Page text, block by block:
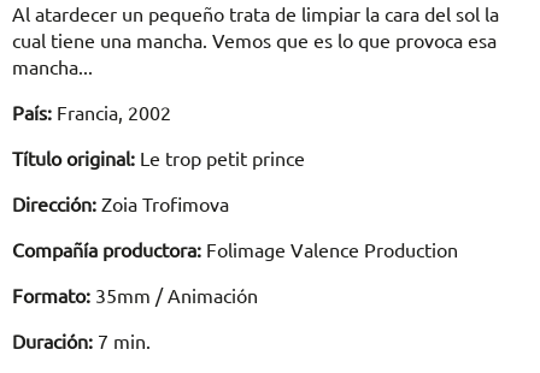
Al atardecer un pequeño trata de limpiar la cara del sol la
cual tiene una mancha. Vemos que es lo que provoca esa
mancha...
País: Francia, 2002
Título original: Le trop petit prince
Dirección: Zoia Trofimova
Compañía productora: Folimage Valence Production
Formato: 35mm / Animación
Duración: 7 min.